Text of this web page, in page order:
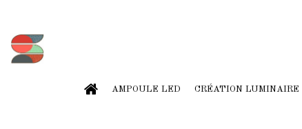
AMPOULE LED CRÉATION LUMINAIRE